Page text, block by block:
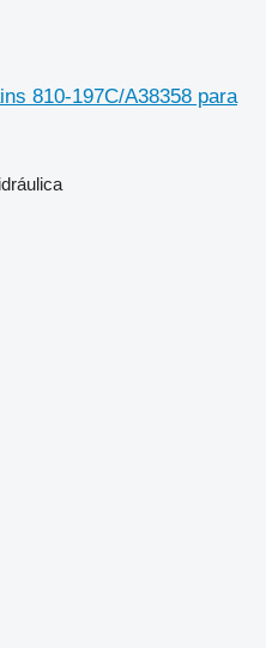
810-197C/A38358 para